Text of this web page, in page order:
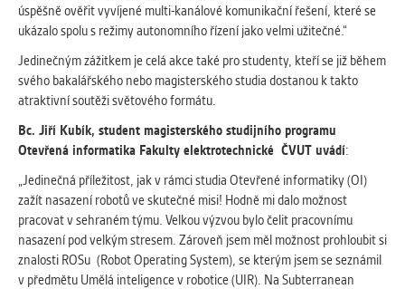
úspěšně ověřit vyvíjené multi-kanálové komunikační řešení, které se
ukázalo spolu s režimy autonomního řízení jako velmi užitečné.“
Jedinečným zážitkem je celá akce také pro studenty, kteří se již během
svého bakalářského nebo magisterského studia dostanou k takto
atraktivní soutěži světového formátu.
Bc. Jiří Kubík, student magisterského studijního programu
Otevřená informatika Fakulty elektrotechnické ČVUT uvádí:
„Jedinečná příležitost, jak v rámci studia Otevřené informatiky (OI)
zažít nasazení robotů ve skutečné misi! Hodně mi dalo možnost
pracovat v sehraném týmu. Velkou výzvou bylo čelit pracovnímu
nasazení pod velkým stresem. Zároveň jsem měl možnost prohloubit si
znalosti ROSu (Robot Operating System), se kterým jsem se seznámil
v předmětu Umělá inteligence v robotice (UIR). Na Subterranean